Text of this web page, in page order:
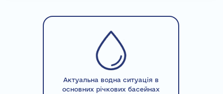
Актуальна водна ситуація в
основних річкових басейнах